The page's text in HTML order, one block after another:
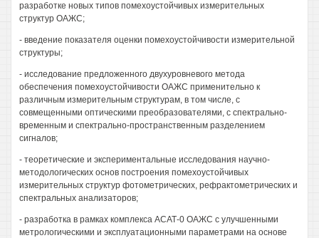
разработке новых типов помехоустойчивых измерительных
структур ОАЖС;
- введение показателя оценки помехоустойчивости измерительной
структуры;
- исследование предложенного двухуровневого метода
обеспечения помехоустойчивости ОАЖС применительно к
различным измерительным структурам, в том числе, с
совмещенными оптическими преобразователями, с спектрально-
временным и спектрально-пространственным разделением
сигналов;
- теоретические и экспериментальные исследования научно-
методологических основ построения помехоустойчивых
измерительных структур фотометрических, рефрактометрических и
спектральных анализаторов;
- разработка в рамках комплекса АСАТ-0 ОАЖС с улучшенными
метрологическими и эксплуатационными параметрами на основе